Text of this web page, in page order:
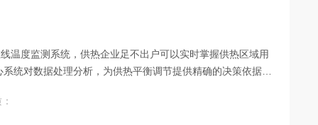
温度监测系统，供热企业足不出户可以实时掌握供热区域用
统对数据处理分析，为供热平衡调节提供精确的决策依据，